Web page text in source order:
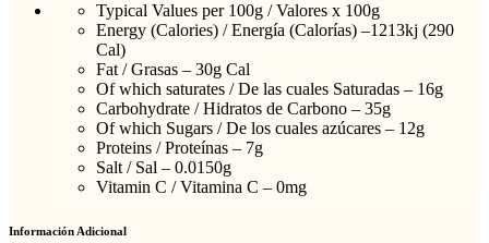
Typical Values per 100g / Valores x 100g
Energy (Calories) / Energía (Calorías) –1213kj (290
Cal)
Fat / Grasas – 30g Cal
Of which saturates / De las cuales Saturadas – 16g
Carbohydrate / Hidratos de Carbono – 35g
Of which Sugars / De los cuales azúcares – 12g
Proteins / Proteínas – 7g
Salt / Sal – 0.0150g
Vitamin C / Vitamina C – 0mg
Información Adicional